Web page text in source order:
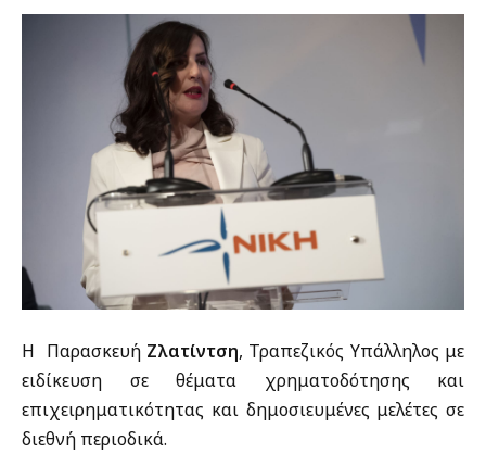
Η ΠαρασκευήΖλατίντση, Τραπεζικός Υπάλληλος με
ειδίκευση σε θέματα χρηματοδότησης και
επιχειρηματικότητας και δημοσιευμένες μελέτες σε
διεθνή περιοδικά.